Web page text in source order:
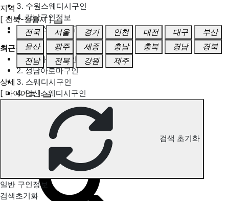
3. 수원스웨디시구인
4. 강남구인정보
5. 동탄스웨디시구인
최근검색어
1. 일산마사지구인
2. 성남아로마구인
3. 스웨디시구인
4. 안산스웨디시구인
정읍 다이어트 구인정보
지역
[ 전북-정읍시 ]
전국
서울 경기 인천 대전 대구
부산
울산
광주 세종 충남 충북 경남
경북
전남
전북 강원 제주
상세
[ 다이어트 ]
검색 초기화
일반 구인정보
검색초기화